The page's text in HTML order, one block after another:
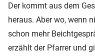
Der kommt aus dem
heraus. Aber wo, wenn
schon mehr
erzählt der Pfarrer und